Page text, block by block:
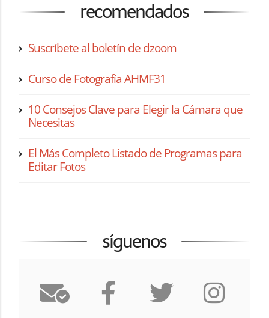
recomendados
Suscríbete al boletín de dzoom
Curso de Fotografía AHMF31
10 Consejos Clave para Elegir la Cámara que
Necesitas
El Más Completo Listado de Programas para
Editar Fotos
síguenos